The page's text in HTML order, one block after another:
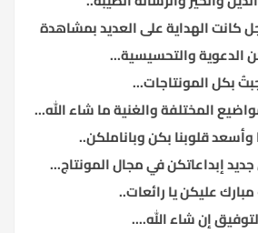
كانت الهداية على العديد بمشاهدة
الدعوية والتحسيسية...
بكل المونتاجات...
المختلفة والغنية ما شاء الله...
قلوبنا بكن وباناملكن..
إبداعاتكن في مجال المونتاج...
عليكن يا رائعات..
إن شاء الله....